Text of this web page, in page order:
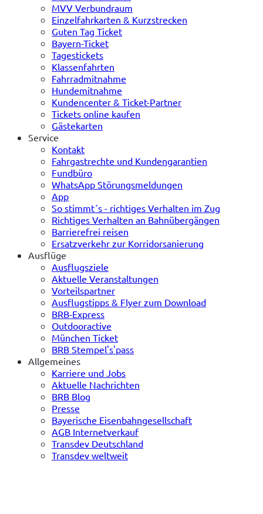
MVV Verbundraum
Einzelfahrkarten & Kurzstrecken
Guten Tag Ticket
Bayern-Ticket
Tagestickets
Klassenfahrten
Fahrradmitnahme
Hundemitnahme
Kundencenter & Ticket-Partner
Tickets online kaufen
Gästekarten
Service
Kontakt
Fahrgastrechte und Kundengarantien
Fundbüro
WhatsApp Störungsmeldungen
App
So stimmt´s - richtiges Verhalten im Zug
Richtiges Verhalten an Bahnübergängen
Barrierefrei reisen
Ersatzverkehr zur Korridorsanierung
Ausflüge
Ausflugsziele
Aktuelle Veranstaltungen
Vorteilspartner
Ausflugstipps & Flyer zum Download
BRB-Express
Outdooractive
München Ticket
BRB Stempel's'pass
Allgemeines
Karriere und Jobs
Aktuelle Nachrichten
BRB Blog
Presse
Bayerische Eisenbahngesellschaft
AGB Internetverkauf
Transdev Deutschland
Transdev weltweit